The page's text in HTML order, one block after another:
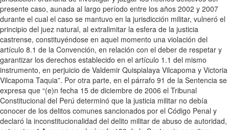
presente caso, aunada al largo período entre los años 2002 y 2007
durante el cual el caso se mantuvo en la jurisdicción militar, vulneró el
principio del juez natural, al extralimitar la esfera de la justicia
castrense, constituyéndose en aquel momento una violación del
artículo 8.1 de la Convención, en relación con el deber de respetar y
garantizar los derechos establecido en el artículo 1.1 del mismo
instrumento, en perjuicio de Valdemir Quispialaya Vilcapoma y Victoria
Vilcapoma Taquia”. Por otra parte, en el párrafo 91 de la Sentencia se
expresa que “(e)n fecha 15 de diciembre de 2006 el Tribunal
Constitucional del Perú determinó que la justicia militar no debía
conocer de los delitos comunes sancionados por el Código Penal y
declaró la inconstitucionalidad del delito militar de abuso de autoridad,